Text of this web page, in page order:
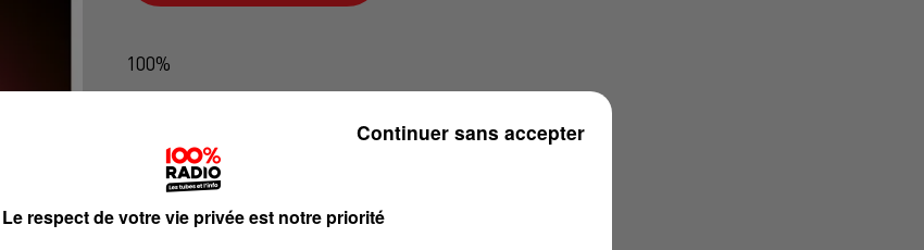
100%
Le respect de votre vie privée est notre priorité
Continuer sans accepter